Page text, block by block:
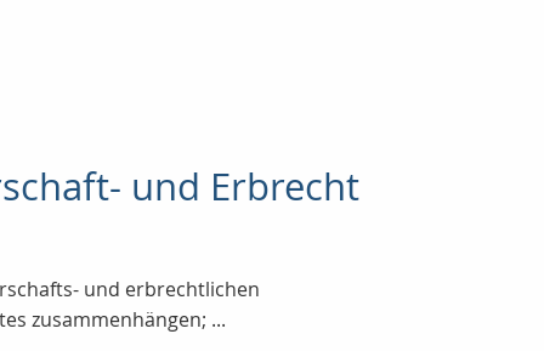
und Erbrecht
und erbrechtlichen
zusammenhängen; ...